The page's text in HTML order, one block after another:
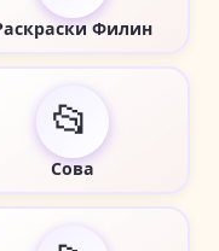
Филин
📂
Сова